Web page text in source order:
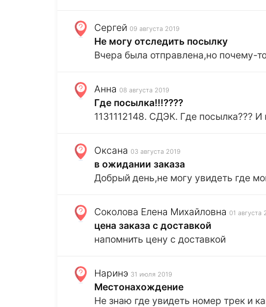
Сергей 09 августа 2019
Не могу отследить посылку
Вчера была отправлена,но почему-
Анна 08 августа 2019
Где посылка!!!????
1131112148. СДЭК. Где посылка???
Оксана 03 августа 2019
в ожидании заказа
Добрый день,не могу увидеть где
Соколова Елена Михайловна 01 августа
цена заказа с доставкой
напомнить цену с доставкой
Наринэ 31 июля 2019
Местонахождение
Не знаю где увидеть номер трек и